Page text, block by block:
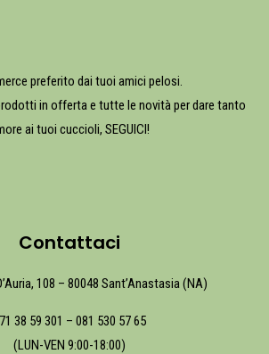
preferito dai tuoi amici pelosi.
in offerta e tutte le novità per dare tanto
ai tuoi cuccioli, SEGUICI!
Contattaci
108 – 80048 Sant’Anastasia (NA)
38 59 301 – 081 530 57 65
(LUN-VEN 9:00-18:00)